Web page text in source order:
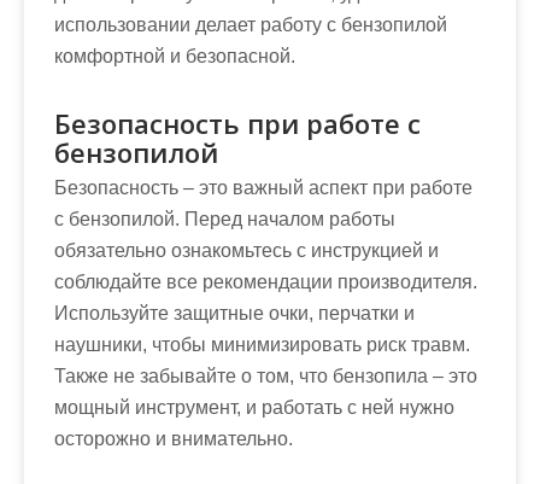
использовании делает работу с бензопилой
комфортной и безопасной.
Безопасность при работе с
бензопилой
Безопасность – это важный аспект при работе
с бензопилой. Перед началом работы
обязательно ознакомьтесь с инструкцией и
соблюдайте все рекомендации производителя.
Используйте защитные очки, перчатки и
наушники, чтобы минимизировать риск травм.
Также не забывайте о том, что бензопила – это
мощный инструмент, и работать с ней нужно
осторожно и внимательно.